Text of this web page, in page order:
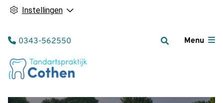
Instellingen
Menu
Tel:
0343-562550